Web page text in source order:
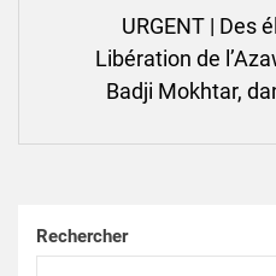
URGENT | Des
Libération de
Badji Mokhtar,
Rechercher